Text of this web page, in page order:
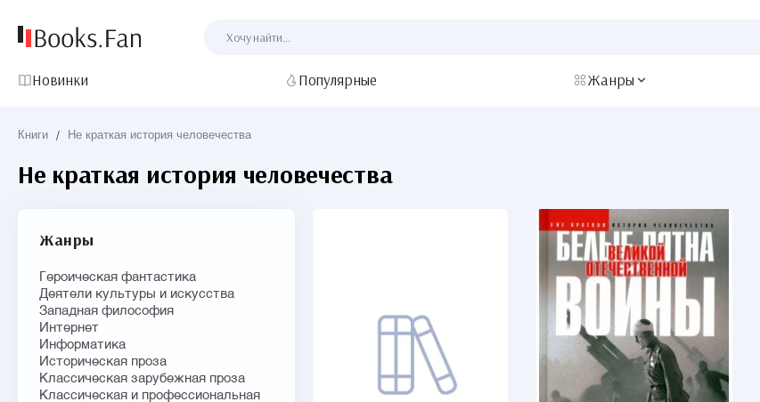
Новинки Популярные Жанры
Книги / Не краткая история человечества
Не краткая история человечества
Жанры
Героическая фантастика
Деятели культуры и искусства
Западная философия
Интернет
Информатика
Историческая проза
Классическая зарубежная проза
Классическая и профессиональная